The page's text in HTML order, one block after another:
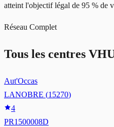
atteint l'objectif légal de 95 % de
Réseau Complet
Tous les centres
Aut'Occas
LANOBRE (15270)
4
PR1500008D